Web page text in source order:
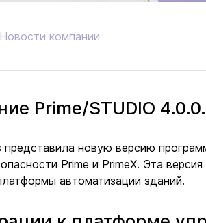
Новости компании
Prime/STUDIO
представила новую версию
Prime и PrimeX. Эта
автоматизации зданий.